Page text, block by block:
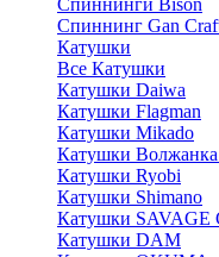
Спиннинги Bison
Спиннинг Gan
Катушки
Все Катушки
Катушки Daiwa
Катушки Flagman
Катушки Mikado
Катушки Волжанка
Катушки Ryobi
Катушки Shimano
Катушки SAVAGE
Катушки DAM